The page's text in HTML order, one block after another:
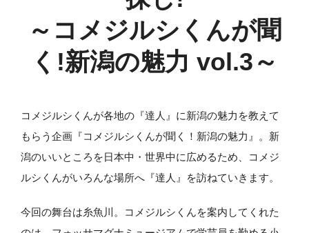
～コメジルシくんが聞
く!新潟の魅力 vol.3～
コメジルシくんが各地の『達人』に新潟の魅力を教えて
もらう企画『コメジルシくんが聞く！新潟の魅力』。新
潟のいいところを日本中・世界中に広めるため、コメジ
ルシくんがいろんな場所へ『達人』を訪ねていきます。
今回の舞台は糸魚川。コメジルシくんを案内してくれた